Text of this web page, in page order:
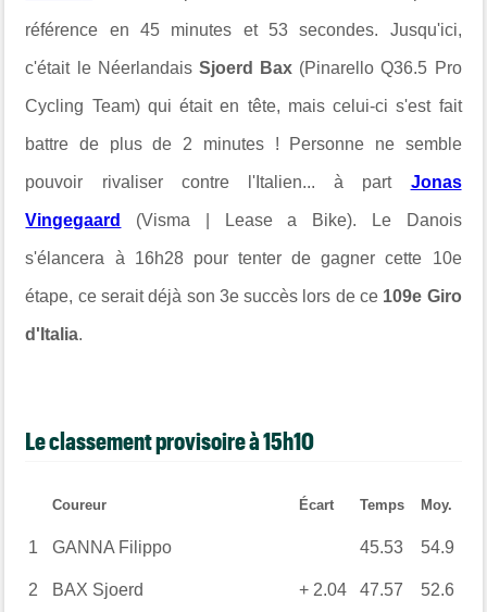
référence en 45 minutes et 53 secondes. Jusqu'ici,
c'était le Néerlandais Sjoerd Bax (Pinarello Q36.5 Pro
Cycling Team) qui était en tête, mais celui-ci s'est fait
battre de plus de 2 minutes ! Personne ne semble
pouvoir rivaliser contre l'Italien... à part Jonas
Vingegaard (Visma | Lease a Bike). Le Danois
s'élancera à 16h28 pour tenter de gagner cette 10e
étape, ce serait déjà son 3e succès lors de ce 109e Giro
d'Italia.
Le classement provisoire à 15h10
Coureur Écart Temps Moy.
1 GANNA Filippo 45.53 54.9
2 BAX Sjoerd + 2.04 47.57 52.6